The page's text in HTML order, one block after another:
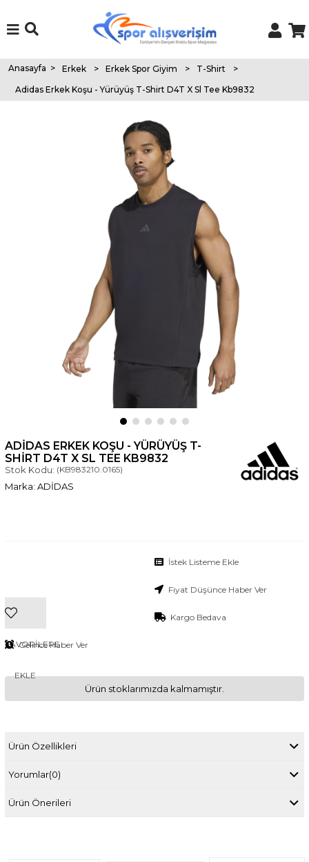
Anasayfa > Erkek > Erkek Spor Giyim > T-Shirt
>
Adidas Erkek Koşu - Yürüyüş T-Shirt D4T X Sl Tee Kb9832
ADIDAS ERKEK KOŞU - YÜRÜYÜŞ T-
SHIRT D4T X SL TEE KB9832
Stok Kodu: (KB983210.0165)
ADİDAS
FAVORILERE
EKLE
İstek Listeme Ekle
Fiyat Düşünce Haber Ver
Kargo Bedava
Gelince Haber Ver
Ürün stoklarımızda kalmamıştır.
Ürün Özellikleri
Yorumlar(0)
Ürün Önerileri